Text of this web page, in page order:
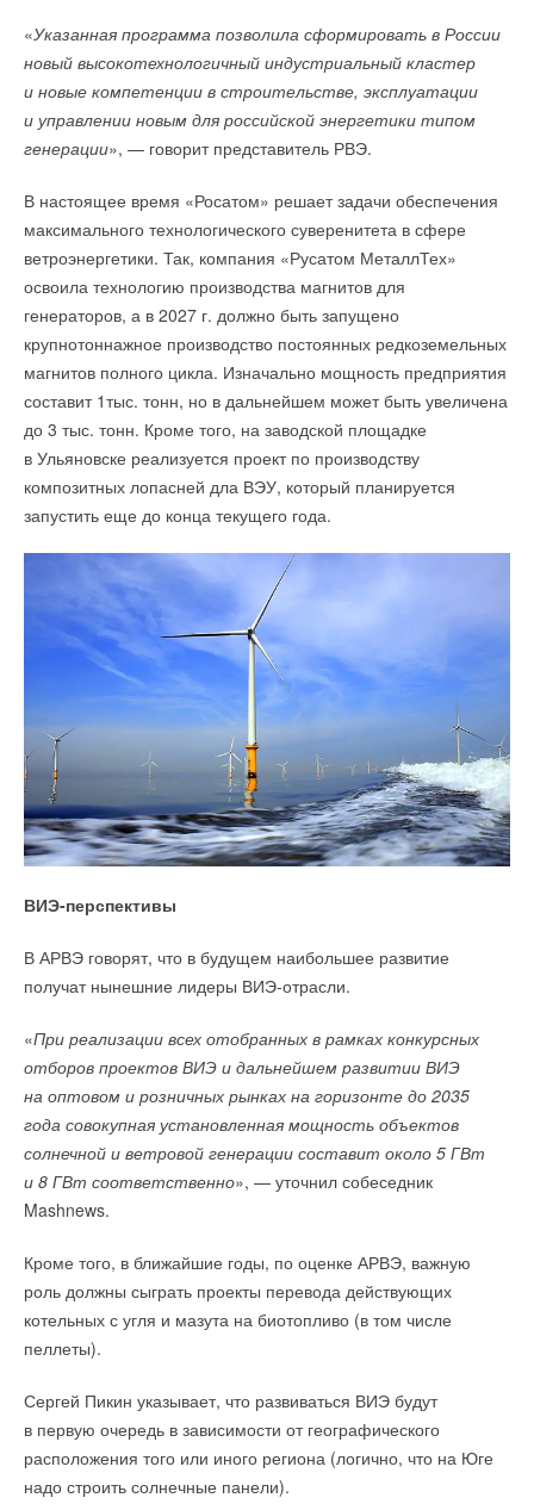
«Указанная программа позволила сформировать в России
новый высокотехнологичный индустриальный кластер
и новые компетенции в строительстве, эксплуатации
и управлении новым для российской энергетики типом
генерации», — говорит представитель РВЭ.
В настоящее время «Росатом» решает задачи обеспечения
максимального технологического суверенитета в сфере
ветроэнергетики. Так, компания «Русатом МеталлТех»
освоила технологию производства магнитов для
генераторов, а в 2027 г. должно быть запущено
крупнотоннажное производство постоянных редкоземельных
магнитов полного цикла. Изначально мощность предприятия
составит 1тыс. тонн, но в дальнейшем может быть увеличена
до 3 тыс. тонн. Кроме того, на заводской площадке
в Ульяновске реализуется проект по производству
композитных лопасней дла ВЭУ, который планируется
запустить еще до конца текущего года.
ВИЭ-перспективы
В АРВЭ говорят, что в будущем наибольшее развитие
получат нынешние лидеры ВИЭ-отрасли.
«При реализации всех отобранных в рамках конкурсных
отборов проектов ВИЭ и дальнейшем развитии ВИЭ
на оптовом и розничных рынках на горизонте до 2035
года совокупная установленная мощность объектов
солнечной и ветровой генерации составит около 5 ГВт
и 8 ГВт соответственно», — уточнил собеседник
Mashnews.
Кроме того, в ближайшие годы, по оценке АРВЭ, важную
роль должны сыграть проекты перевода действующих
котельных с угля и мазута на биотопливо (в том числе
пеллеты).
Сергей Пикин указывает, что развиваться ВИЭ будут
в первую очередь в зависимости от географического
расположения того или иного региона (логично, что на Юге
надо строить солнечные панели).